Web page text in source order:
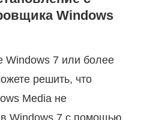
Windows
Windows 7 или более
решить, что
Media не
Windows 7 с помощью